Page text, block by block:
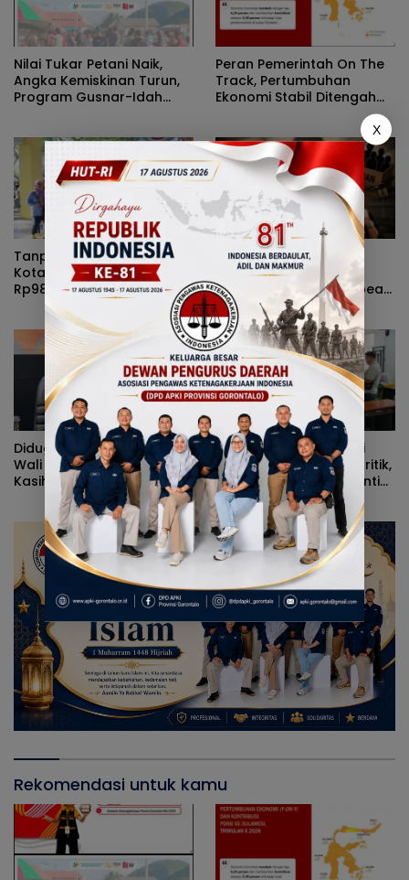
Nilai Tukar Petani Naik,
Angka Kemiskinan Turun,
Program Gusnar-Idah
Peran Pemerintah On The
Track, Pertumbuhan
Ekonomi Stabil Ditengah
Tanpa Kehadiran Wali
Kota, Pemprov Salurkan
Rp987 Juta Kepada 395
Pelaku UMKM Kota
Gorontalo
Rizal Agu Sarankan Sri
Darsianti Tuna Tegur
Walikota Adhan Dambea
Ketimbang Dinas
Kumperindag Pemprov
Gorontalo
Diduga Kerap Dipersulit
Wali Kota Adhan Dambea,
Kasihan Warga Kota
Gorontalo Jarang Dapat
Bantuan Pemprov
Alvian Mato Sindir Wali
Kota: Terlalu Banyak Kritik,
Kerja Nyata Lebih Dinanti
Masyarakat
Rekomendasi untuk kamu
X